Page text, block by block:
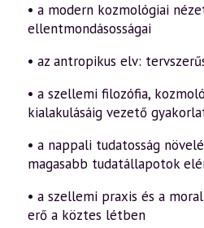
• a modern kozmológiai
ellentmondásosságai
• az antropikus elv:
• a szellemi filozófia,
kialakulásáig vezető
• a nappali tudatosság
magasabb tudatállapotok
• a szellemi praxis és a
erő a köztes létben